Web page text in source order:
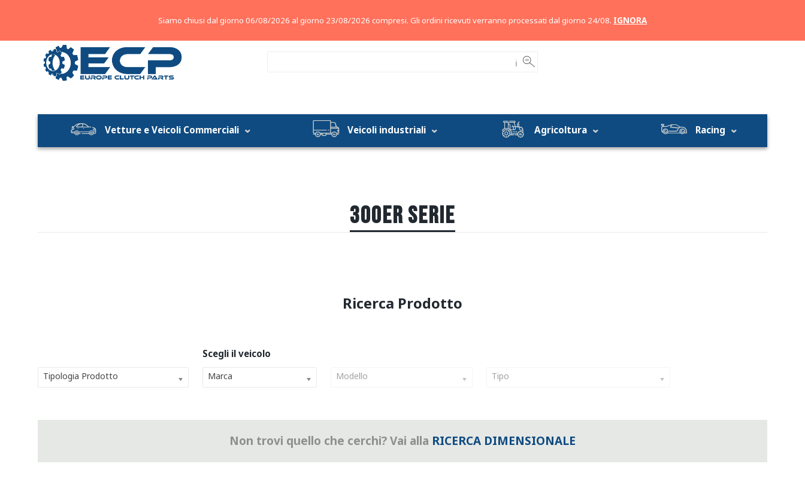
ℹ
Vetture e Veicoli Commerciali Veicoli industriali Agricoltura Racing
300ER SERIE
Tipologia Prodotto Marca Modello Tipo
Non trovi quello che cerchi? Vai alla RICERCA DIMENSIONALE
Siamo chiusi dal giorno 06/08/2026 al giorno 23/08/2026 compresi. Gli ordini ricevuti verranno processati dal giorno 24/08. IGNORA